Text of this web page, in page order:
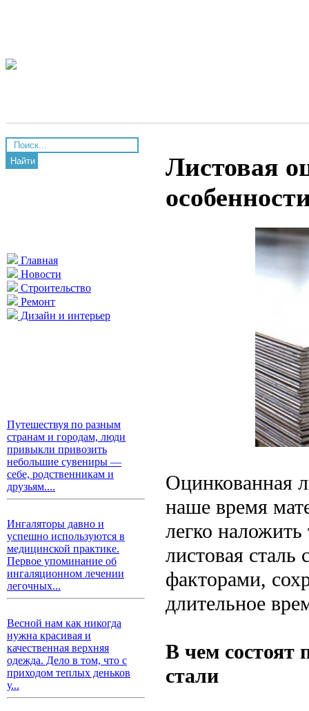
Найти
Главная
Новости
Строительство
Ремонт
Дизайн и интерьер
Путешествуя по разным
странам и городам, люди
привыкли привозить
небольшие сувениры —
себе, родственникам и
друзьям....
Ингаляторы давно и
успешно используются в
медицинской практике.
Первое упоминание об
ингаляционном лечении
легочных...
Весной нам как никогда
нужна красивая и
качественная верхняя
одежда. Дело в том, что с
приходом теплых деньков
у...
Листовая
Оцинкованная
наше время
легко
листовая
факторами,
длительное
В чем состоят
стали